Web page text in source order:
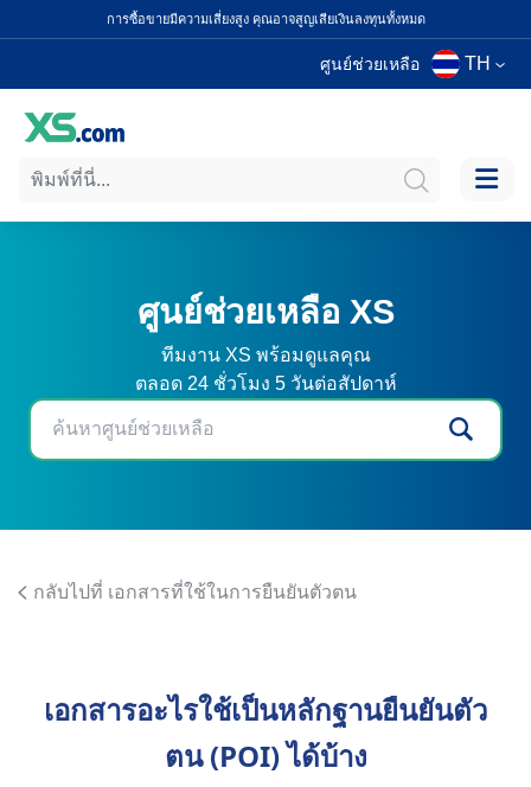
การซื้อขายมีความเสี่ยงสูง คุณอาจสูญเสียเงินลงทุนทั้งหมด
ศูนย์ช่วยเหลือ TH
ศูนย์ช่วยเหลือ XS
ทีมงาน XS พร้อมดูแลคุณ
ตลอด 24 ชั่วโมง 5 วันต่อสัปดาห์
กลับไปที่ เอกสารที่ใช้ในการยืนยันตัวตน
เอกสารอะไรใช้เป็นหลักฐานยืนยันตัว
ตน (POI) ได้บ้าง